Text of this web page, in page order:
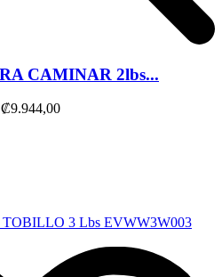
CAMINAR 2lbs...
₡9.944,00